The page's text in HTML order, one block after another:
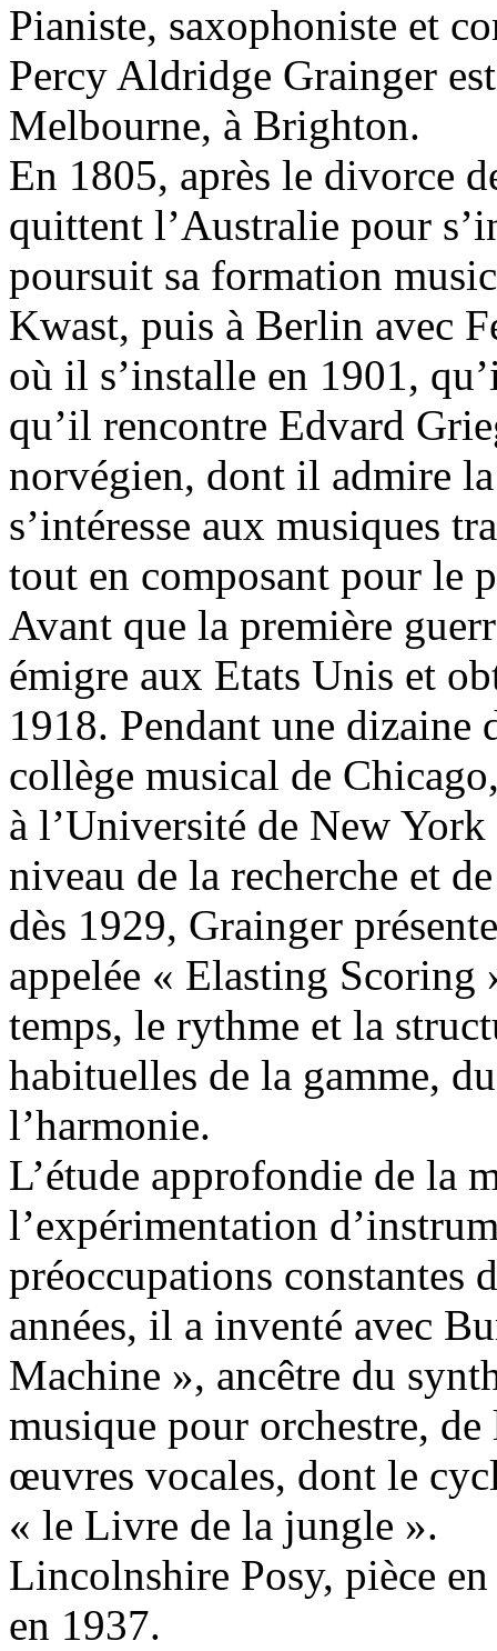
Pianiste, saxophoniste et
Percy Aldridge Grainger
Melbourne, à Brighton.
En 1805, après le divorce
quittent l’Australie pour
poursuit sa formation
Kwast, puis à Berlin avec
où il s’installe en 1901,
qu’il rencontre Edvard
norvégien, dont il admire
s’intéresse aux musiques
tout en composant pour le
Avant que la première
émigre aux Etats Unis et
1918. Pendant une dizaine
collège musical de
à l’Université de New
niveau de la recherche et
dès 1929, Grainger
appelée « Elasting Scoring
temps, le rythme et la
habituelles de la gamme,
l’harmonie.
L’étude approfondie de la
l’expérimentation
préoccupations constantes
années, il a inventé avec
Machine », ancêtre du
musique pour orchestre,
œuvres vocales, dont le
« le Livre de la jungle ».
Lincolnshire Posy, pièce
en 1937.